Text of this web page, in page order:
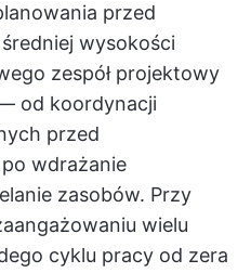
przed
wysokości
zespół projektowy
od koordynacji
przed
wdrażanie
zasobów. Przy
wielu
cyklu pracy od zera